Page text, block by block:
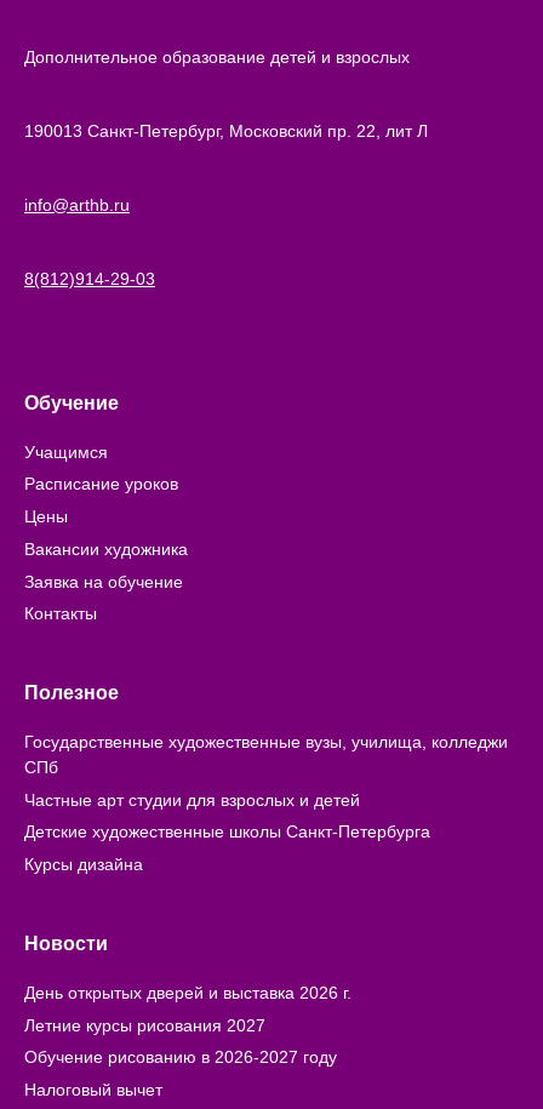
Дополнительное образование детей и взрослых
190013 Санкт-Петербург, Московский пр. 22, лит Л
info@arthb.ru
8(812)914-29-03
Обучение
Учащимся
Расписание уроков
Цены
Вакансии художника
Заявка на обучение
Контакты
Полезное
Государственные художественные вузы, училища, колледжи
СПб
Частные арт студии для взрослых и детей
Детские художественные школы Санкт-Петербурга
Курсы дизайна
Новости
День открытых дверей и выставка 2026 г.
Летние курсы рисования 2027
Обучение рисованию в 2026-2027 году
Налоговый вычет